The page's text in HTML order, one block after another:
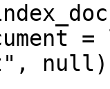
null)